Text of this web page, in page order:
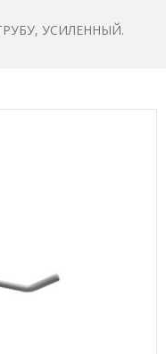
УСИЛЕННЫЙ.